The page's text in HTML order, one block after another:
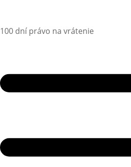
100 dní právo na vrátenie